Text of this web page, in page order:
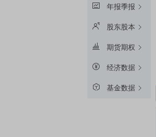
年报季报
股东股本
期货期权
经济数据
基金数据